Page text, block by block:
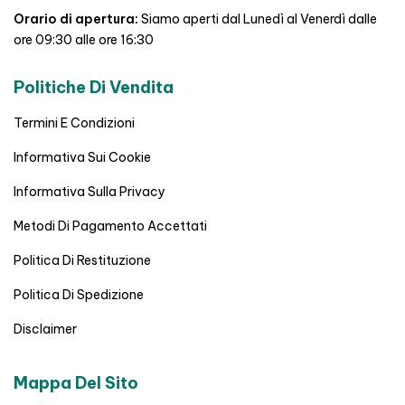
Orario di apertura: Siamo aperti dal Lunedì al Venerdì dalle
ore 09:30 alle ore 16:30
Politiche Di Vendita
Termini E Condizioni
Informativa Sui Cookie
Informativa Sulla Privacy
Metodi Di Pagamento Accettati
Politica Di Restituzione
Politica Di Spedizione
Disclaimer
Mappa Del Sito